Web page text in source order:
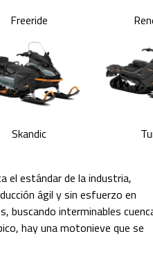
Freeride
Skandic
el estándar de la industria,
ágil y sin esfuerzo en
buscando interminables
hay una motonieve que se